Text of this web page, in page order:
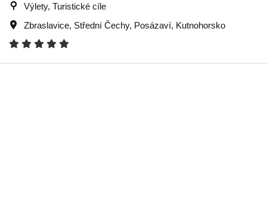
Výlety, Turistické cíle
Zbraslavice, Střední Čechy, Posázaví, Kutnohorsko